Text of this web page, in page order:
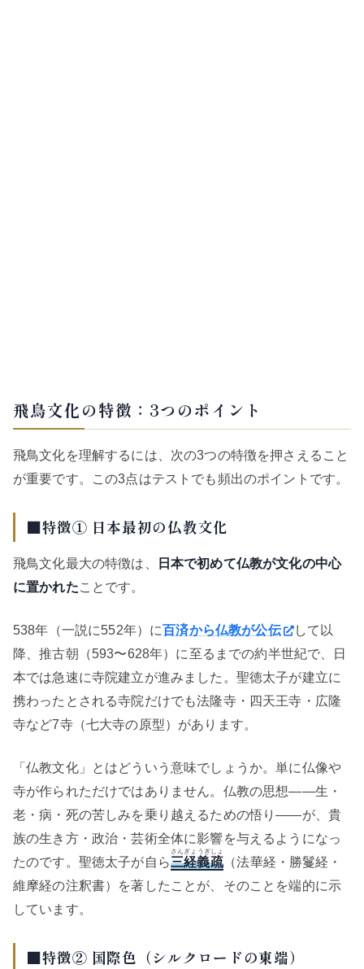
飛鳥文化の特徴：3つのポイント
飛鳥文化を理解するには、次の3つの特徴を押さえること
が重要です。この3点はテストでも頻出のポイントです。
■特徴① 日本最初の仏教文化
飛鳥文化最大の特徴は、
日本で初めて仏教が文化の中心
に置かれたことです。
538年（一説に552年）に百済から仏教が公伝
して以
降、推古朝（593〜628年）に至るまでの約半世紀で、日
本では急速に寺院建立が進みました。聖徳太子が建立に
携わったとされる寺院だけでも法隆寺・四天王寺・広隆
寺など7寺（七大寺の原型）があります。
「仏教文化」とはどういう意味でしょうか。単に仏像や
寺が作られただけではありません。仏教の思想——生・
老・病・死の苦しみを乗り越えるための悟り——が、貴
族の生き方・政治・芸術全体に影響を与えるようになっ
たのです。聖徳太子が自ら三経義疏
さんぎょうぎしょ
（法華経・勝鬘経・
維摩経の注釈書）を著したことが、そのことを端的に示
しています。
■特徴② 国際色（シルクロードの東端）